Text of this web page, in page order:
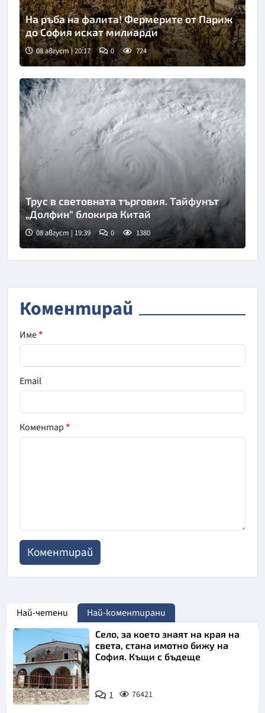
На ръба на фалита! Фермерите от Париж
до София искат милиарди
08 август | 20:17 0 724
Трус в световната търговия. Тайфунът
„Долфин“ блокира Китай
08 август | 19:39 0 1380
Коментирай
Име*
Email
Коментар*
Най-четени Най-коментирани
Село, за което знаят на края на
света, стана имотно бижу на
София. Къщи с бъдеще
1 76421